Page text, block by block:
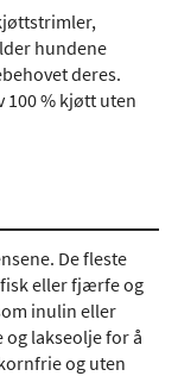
hundene
deres.
100 % kjøtt uten
De fleste
eller fjærfe og
inulin eller
lakseolje for å
og uten